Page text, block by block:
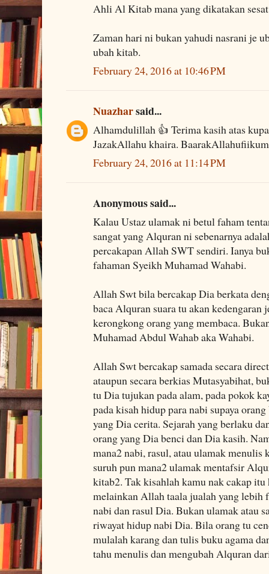
Ahli Al Kitab mana yang dikatakan
Zaman hari ni bukan yahudi nasrani je
ubah kitab.
February 24, 2016 at 10:46 PM
Nuazharsaid...
Alhamdulillah 👍 Terima kasih atas
JazakAllahu khaira. BaarakAllahufiikum
February 24, 2016 at 11:14 PM
Anonymous said...
Kalau Ustaz ulamak ni betul faham
sangat yang Alquran ni sebenarnya
percakapan Allah SWT sendiri. Ianya
fahaman Syeikh Muhamad Wahabi.
Allah Swt bila bercakap Dia berkata
baca Alquran suara tu akan kedengaran
kerongkong orang yang membaca.
Muhamad Abdul Wahab aka Wahabi.
Allah Swt bercakap samada secara
ataupun secara berkias Mutasyabihat,
tu Dia tujukan pada alam, pada pokok
pada kisah hidup para nabi supaya
yang Dia cerita. Sejarah yang berlaku
orang yang Dia benci dan Dia kasih.
mana2 nabi, rasul, atau ulamak
suruh pun mana2 ulamak mentafsir
kitab2. Tak kisahlah kamu nak cakap
melainkan Allah taala jualah yang lebih
nabi dan rasul Dia. Bukan ulamak atau
riwayat hidup nabi Dia. Bila orang tu
mulalah karang dan tulis buku agama
tahu menulis dan mengubah Alquran